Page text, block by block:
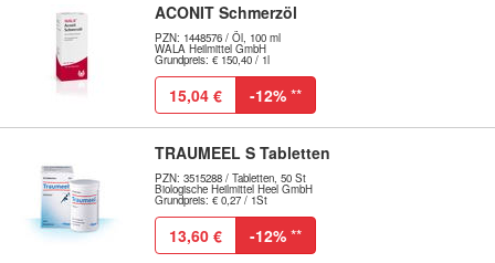
ACONIT Schmerzöl
PZN: 1448576 / Öl, 100 ml
WALA Heilmittel GmbH
Grundpreis: € 150,40 / 1l
15,04 € -12% **
TRAUMEEL S Tabletten
PZN: 3515288 / Tabletten, 50 St
Biologische Heilmittel Heel GmbH
Grundpreis: € 0,27 / 1St
13,60 € -12% **